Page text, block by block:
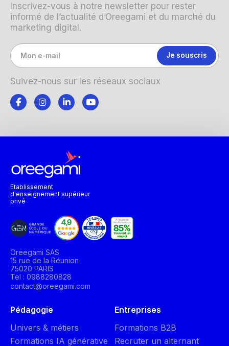
Inscrivez-vous à notre newsletter pour rester
informé de l’actualité d’Oreegami et du marché du
marketing digital.
Suivez-nous sur les réseaux sociaux
Etablissement
d'enseignement supérieur
privé
Oreegami SAS
15 rue de la Réunion
75020 PARIS
Tel : 0988280828
contact@oreegami.com
Pédagogie
Univers & métiers
Formations IA générative
Entreprises
Formations B2B
Recruter un alternant